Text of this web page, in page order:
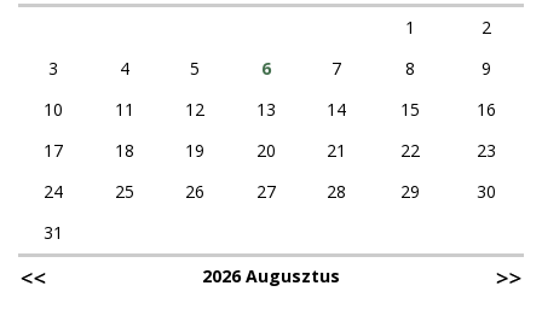
1
2
3
4 5 6 7 8
9
10
11 12 13 14 15
16
17
18 19 20 21 22
23
24
25 26 27 28 29
30
31
2026 Augusztus